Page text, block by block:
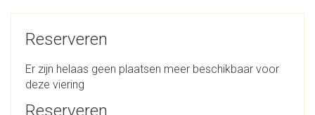
Reserveren
Er zijn helaas geen plaatsen meer beschikbaar voor
deze viering
Reserveren